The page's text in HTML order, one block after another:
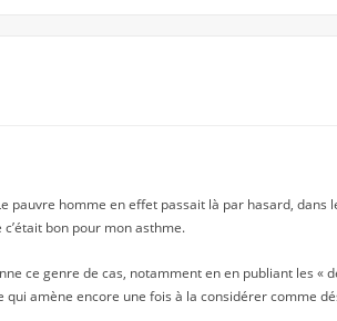
homme en effet passait là par hasard, dans
c’était bon pour mon asthme.
ce genre de cas, notamment en en publiant les «
amène encore une fois à la considérer comme